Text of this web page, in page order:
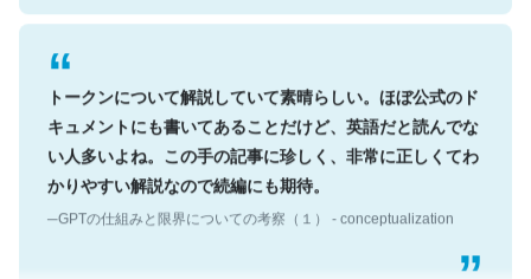
トークンについて解説していて素晴らしい。ほぼ公式のド
キュメントにも書いてあることだけど、英語だと読んでな
い人多いよね。この手の記事に珍しく、非常に正しくてわ
かりやすい解説なので続編にも期待。
─GPTの仕組みと限界についての考察（１） - conceptualization